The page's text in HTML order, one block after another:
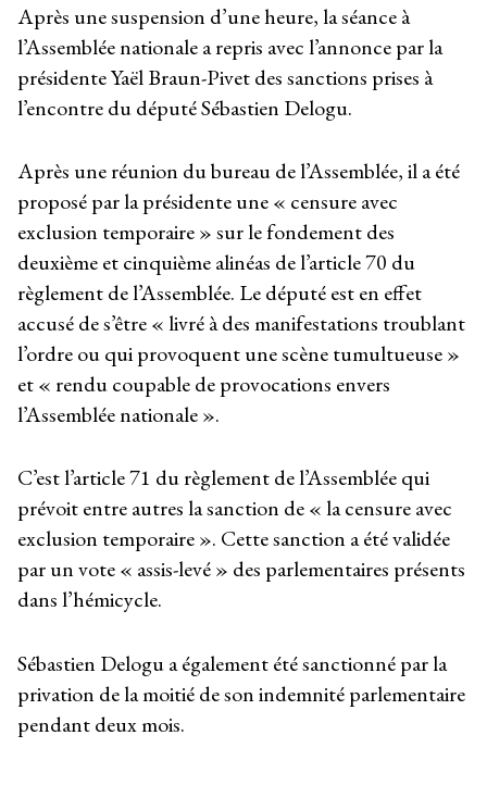
Après une suspension d’une heure, la séance à
l’Assemblée nationale a repris avec l’annonce par la
présidente Yaël Braun-Pivet des sanctions prises à
l’encontre du député Sébastien Delogu.
Après une réunion du bureau de l’Assemblée, il a été
proposé par la présidente une « censure avec
exclusion temporaire » sur le fondement des
deuxième et cinquième alinéas de l’article 70 du
règlement de l’Assemblée. Le député est en effet
accusé de s’être « livré à des manifestations troublant
l’ordre ou qui provoquent une scène tumultueuse »
et « rendu coupable de provocations envers
l’Assemblée nationale ».
C’est l’article 71 du règlement de l’Assemblée qui
prévoit entre autres la sanction de « la censure avec
exclusion temporaire ». Cette sanction a été validée
par un vote « assis-levé » des parlementaires présents
dans l’hémicycle.
Sébastien Delogu a également été sanctionné par la
privation de la moitié de son indemnité parlementaire
pendant deux mois.